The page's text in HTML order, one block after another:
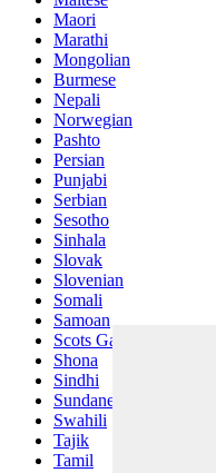
Maori
Marathi
Mongolian
Burmese
Nepali
Norwegian
Pashto
Persian
Punjabi
Serbian
Sesotho
Sinhala
Slovak
Slovenian
Somali
Samoan
Scots Gaelic
Shona
Sindhi
Sundanese
Swahili
Tajik
Tamil